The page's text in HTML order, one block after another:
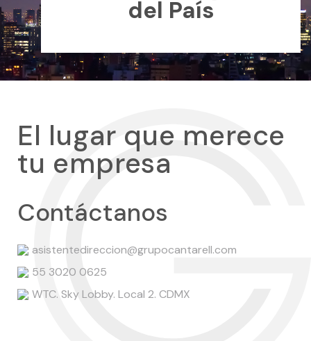
del País
El lugar que merece
tu empresa
Contáctanos
asistentedireccion@grupocantarell.com
55 3020 0625
WTC. Sky Lobby. Local 2. CDMX